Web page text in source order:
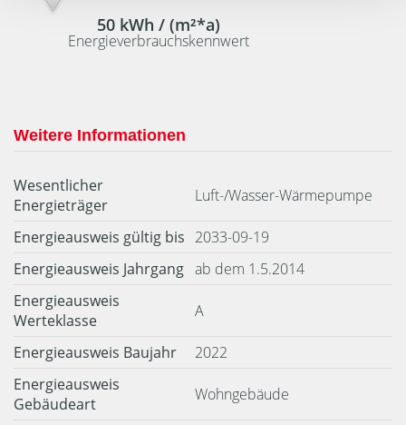
50 kWh / (m²*a)
Energieverbrauchskennwert
Weitere Informationen
Wesentlicher
Energieträger
Luft-/Wasser-Wärmepumpe
Energieausweis gültig bis 2033-09-19
Energieausweis Jahrgang ab dem 1.5.2014
Energieausweis
Werteklasse
A
Energieausweis Baujahr
2022
Energieausweis
Gebäudeart
Wohngebäude